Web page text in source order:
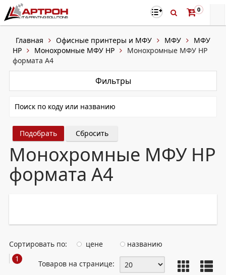
0
Главная Офисные принтеры и МФУ МФУ
МФУ
HP
Монохромные МФУ HP
Монохромные МФУ HP
формата А4
Фильтры
Сбросить
Монохромные МФУ HP
формата А4
Сортировать по: цене
названию
1
Товаров на странице: